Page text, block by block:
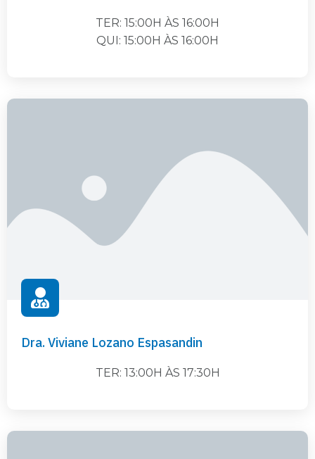
TER: 15:00H ÀS 16:00H
QUI: 15:00H ÀS 16:00H
Dra. Viviane Lozano Espasandin
TER: 13:00H ÀS 17:30H